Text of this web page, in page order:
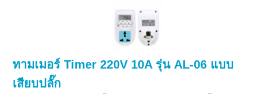
ทามเมอร์ Timer 220V 10A รุ่น AL-06 แบบ
เสียบปลั๊ก